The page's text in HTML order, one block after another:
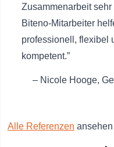
Zusammenarbeit
Biteno-Mitarbeiter
professionell, flexibel
kompetent.
Nicole Hooge
Alle Referenzen ansehen